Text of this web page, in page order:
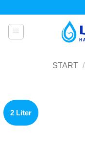
START /
2 Liter